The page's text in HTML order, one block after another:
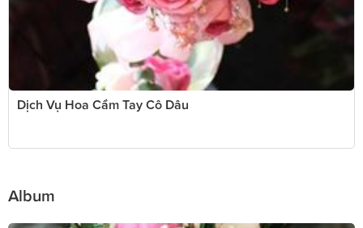
Dịch Vụ Hoa Cầm Tay Cô Dâu
Album